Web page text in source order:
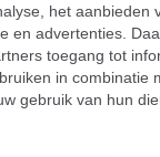
aan MDF
zijn perfect
vormen, zoals:
ondergronden
het aanbieden
en advertenties.
toegang tot
in combinatie
gebruik van hun